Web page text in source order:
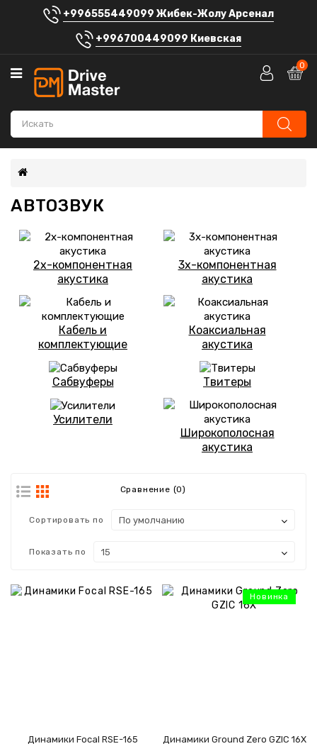
+996555449099 Жибек-Жолу Арсенал
+996700449099 Киевская
Категории
Аккумуляторы
Автомагнитолы
Штатные
устройства
Автозвук
Электроника
Шумоизоляция
Автоаксессуары
Акции
0
АВТОЗВУК
2х-компонентная
акустика
3х-компонентная
акустика
Кабель и
комплектующие
Коаксиальная
акустика
Сабвуферы Твитеры
Усилители
Широкополосная
акустика
Сравнение (0)
Сортировать по
Показать по
Динамики Focal RSE-165
Новинка
Динамики Ground Zero GZIC 16X